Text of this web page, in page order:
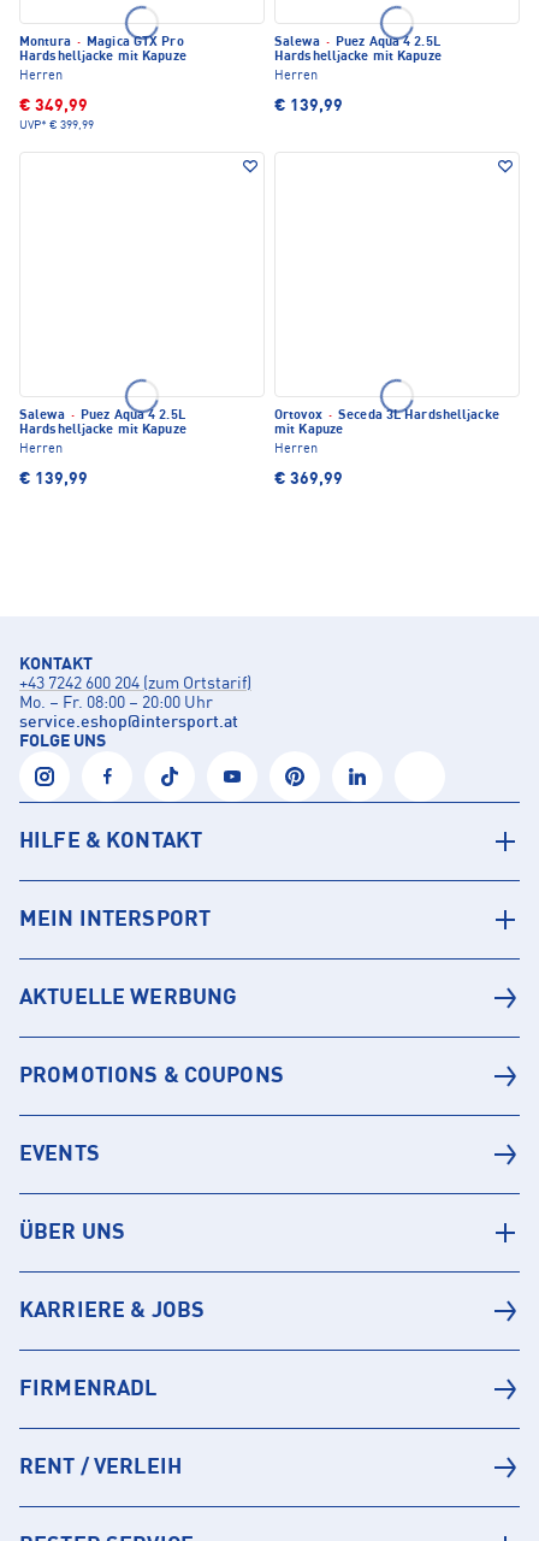
Montura · Magica GTX Pro
Hardshelljacke mit Kapuze
Herren
€ 349,99
UVP* € 399,99
Salewa · Puez Aqua 4 2.5L
Hardshelljacke mit Kapuze
Herren
€ 139,99
Salewa · Puez Aqua 4 2.5L
Hardshelljacke mit Kapuze
Herren
€ 139,99
Ortovox · Seceda 3L Hardshelljacke
mit Kapuze
Herren
€ 369,99
KONTAKT
+43 7242 600 204 (zum Ortstarif)
Mo. – Fr. 08:00 – 20:00 Uhr
service.eshop@intersport.at
FOLGE UNS
HILFE & KONTAKT
MEIN INTERSPORT
AKTUELLE WERBUNG
PROMOTIONS & COUPONS
EVENTS
ÜBER UNS
KARRIERE & JOBS
FIRMENRADL
RENT / VERLEIH